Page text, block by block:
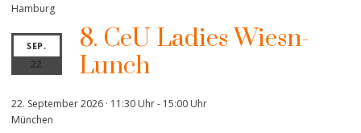
Hamburg
SEP.
22
8. CeU Ladies Wiesn-
Lunch
22. September 2026 · 11:30 Uhr- 15:00 Uhr
München